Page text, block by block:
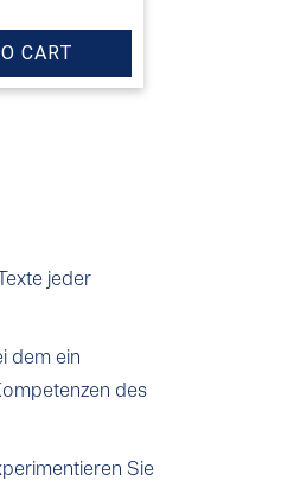
jeder
dem ein
des
Sie